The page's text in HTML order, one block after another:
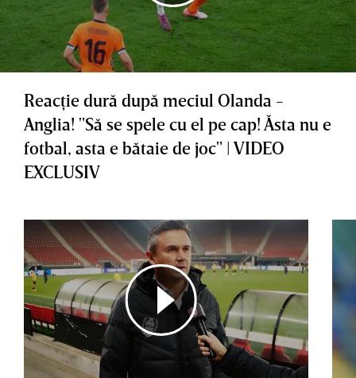
Reacţie dură după meciul Olanda -
Anglia! "Să se spele cu el pe cap! Ăsta nu e
fotbal, asta e bătaie de joc" | VIDEO
EXCLUSIV